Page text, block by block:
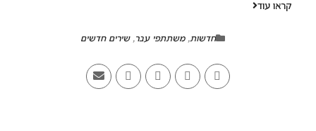
קראו עוד
חדשות,משתתפי עבר,שירים חדשים